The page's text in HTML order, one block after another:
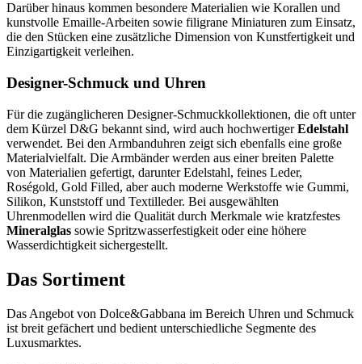
Darüber hinaus kommen besondere Materialien wie Korallen und
kunstvolle Emaille-Arbeiten sowie filigrane Miniaturen zum Einsatz,
die den Stücken eine zusätzliche Dimension von Kunstfertigkeit und
Einzigartigkeit verleihen.
Designer-Schmuck und Uhren
Für die zugänglicheren Designer-Schmuckkollektionen, die oft unter
dem Kürzel D&G bekannt sind, wird auch hochwertigerEdelstahl
verwendet. Bei den Armbanduhren zeigt sich ebenfalls eine große
Materialvielfalt. Die Armbänder werden aus einer breiten Palette
von Materialien gefertigt, darunter Edelstahl, feines Leder,
Roségold, Gold Filled, aber auch moderne Werkstoffe wie Gummi,
Silikon, Kunststoff und Textilleder. Bei ausgewählten
Uhrenmodellen wird die Qualität durch Merkmale wie kratzfestes
Mineralglas sowie Spritzwasserfestigkeit oder eine höhere
Wasserdichtigkeit sichergestellt.
Das Sortiment
Das Angebot von Dolce&Gabbana im Bereich Uhren und Schmuck
ist breit gefächert und bedient unterschiedliche Segmente des
Luxusmarktes.